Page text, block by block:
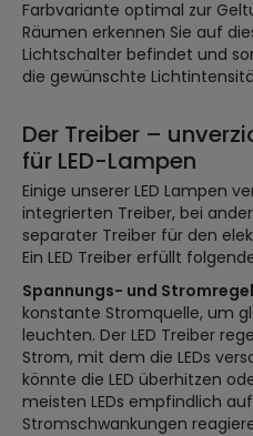
Farbvariante optimal zur
Räumen erkennen Sie auf
Lichtschalter befindet und
die gewünschte
Der Treiber –
für LED-Lampen
Einige unserer LED Lampen
integrierten Treiber, bei
separater Treiber für den
Ein LED Treiber erfüllt
Spannungs- und
konstante Stromquelle, um
leuchten. Der LED Treiber
Strom, mit dem die LEDs
könnte die LED überhitzen
meisten LEDs empfindlich
Stromschwankungen